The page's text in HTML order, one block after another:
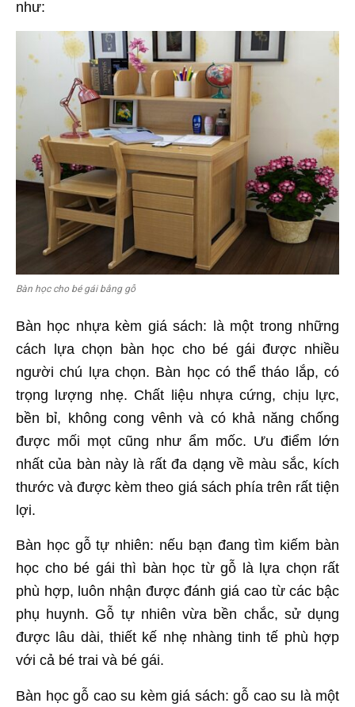
như:
Bàn học cho bé gái bằng gỗ
Bàn học nhựa kèm giá sách: là một trong những
cách lựa chọn bàn học cho bé gái được nhiều
người chú lựa chọn. Bàn học có thể tháo lắp, có
trọng lượng nhẹ. Chất liệu nhựa cứng, chịu lực,
bền bỉ, không cong vênh và có khả năng chống
được mối mọt cũng như ẩm mốc. Ưu điểm lớn
nhất của bàn này là rất đa dạng về màu sắc, kích
thước và được kèm theo giá sách phía trên rất tiện
lợi.
Bàn học gỗ tự nhiên: nếu bạn đang tìm kiếm bàn
học cho bé gái thì bàn học từ gỗ là lựa chọn rất
phù hợp, luôn nhận được đánh giá cao từ các bậc
phụ huynh. Gỗ tự nhiên vừa bền chắc, sử dụng
được lâu dài, thiết kế nhẹ nhàng tinh tế phù hợp
với cả bé trai và bé gái.
Bàn học gỗ cao su kèm giá sách: gỗ cao su là một